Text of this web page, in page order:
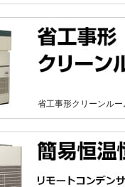
省工事形クリーンルー